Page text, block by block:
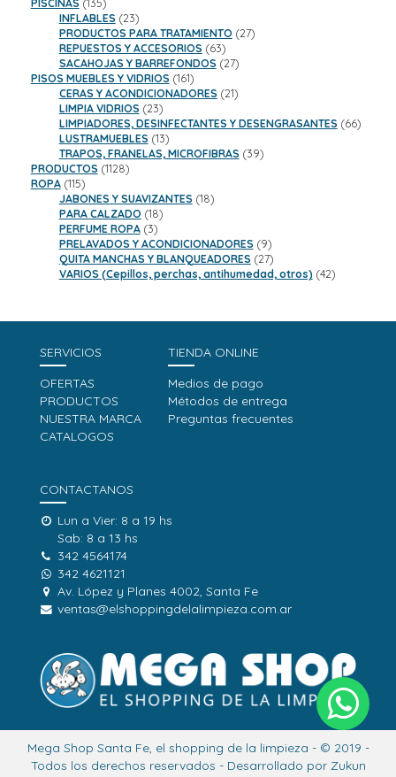
PISCINAS 135
productos
INFLABLES 2323
productos
PRODUCTOS PARA TRATAMIENTO 2727
REPUESTOS Y ACCESORIOS 6363
productos
SACAHOJAS Y BARREFONDOS 2727
PISOS MUEBLES Y VIDRIOS 161161
productos
CERAS Y ACONDICIONADORES 2121
LIMPIA VIDRIOS 2323
productos
LIMPIADORES, DESINFECTANTES Y DESENGRASANTES 6666
LUSTRAMUEBLES 1313
productos
TRAPOS, FRANELAS, MICROFIBRAS 3939
PRODUCTOS 11281128
ROPA 115115
productos
JABONES Y SUAVIZANTES 1818
PARA CALZADO 1818
PERFUME ROPA 33
productos
PRELAVADOS Y ACONDICIONADORES 99
productos
QUITA MANCHAS Y BLANQUEADORES 2727
productos
VARIOS (Cepillos, perchas, antihumedad, otros) 4242
SERVICIOS
OFERTAS
PRODUCTOS
NUESTRA MARCA
CATALOGOS
TIENDA ONLINE
Medios de pago
Métodos de entrega
Preguntas frecuentes
CONTACTANOS
Lun a Vier: 8 a 19 hs
Sab: 8 a 13 hs
342 4564174
342 4621121
Av. López y Planes 4002, Santa Fe
ventas@elshoppingdelalimpieza.com.ar
Mega Shop Santa Fe, el shopping de la limpieza - © 2019 -
Todos los derechos reservados - Desarrollado por Zukun